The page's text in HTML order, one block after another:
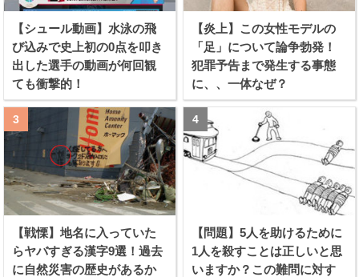
【シュール動画】水泳の飛
び込みで史上初の0点を叩き
出した選手の動画が何回観
ても衝撃的！
【炎上】この女性モデルの
「足」について論争勃発！
犯罪予告まで発生する事態
に、、一体なぜ？
【戦慄】地名に入っていた
らヤバすぎる漢字9選！過去
に自然災害の歴史があるか
【問題】5人を助けるために
1人を殺すことは正しいと思
いますか？この難問に対す